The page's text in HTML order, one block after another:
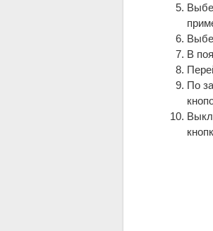
В
По